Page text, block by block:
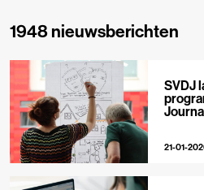
1948 nieuwsberichten
SVDJ
21-01-